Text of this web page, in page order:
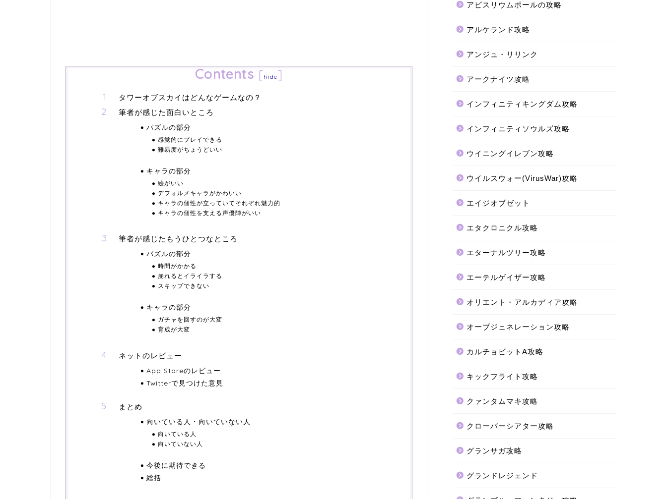
Contents [hide]
タワーオブスカイはどんなゲームなの？
筆者が感じた面白いところ
パズルの部分
感覚的にプレイできる
難易度がちょうどいい
キャラの部分
絵がいい
デフォルメキャラがかわいい
キャラの個性が立っていてそれぞれ魅力的
キャラの個性を支える声優陣がいい
筆者が感じたもうひとつなところ
パズルの部分
時間がかかる
崩れるとイライラする
スキップできない
キャラの部分
ガチャを回すのが大変
育成が大変
ネットのレビュー
App Storeのレビュー
Twitterで見つけた意見
まとめ
向いている人・向いていない人
向いている人
向いていない人
今後に期待できる
総括
アビスリウムポールの攻略
アルケランド攻略
アンジュ・リリンク
アークナイツ攻略
インフィニティキングダム攻略
インフィニティソウルズ攻略
ウイニングイレブン攻略
ウイルスウォー(VirusWar)攻略
エイジオブゼット
エタクロニクル攻略
エターナルツリー攻略
エーテルゲイザー攻略
オリエント・アルカディア攻略
オーブジェネレーション攻略
カルチョビットA攻略
キックフライト攻略
クァンタムマキ攻略
クローバーシアター攻略
グランサガ攻略
グランドレジェンド